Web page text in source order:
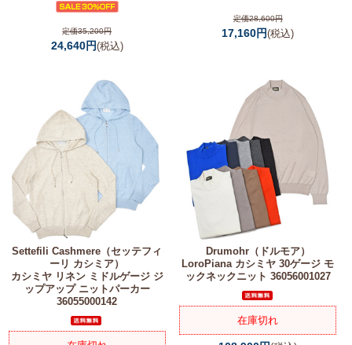
定価35,200円
24,640円(税込)
定価28,600円
17,160円(税込)
Settefili Cashmere（セッテフィ
ーリ カシミア）
カシミヤ リネン ミドルゲージ ジ
ップアップ ニットパーカー
36055000142
Drumohr（ドルモア）
LoroPiana カシミヤ 30ゲージ モ
ックネックニット 36056001027
在庫切れ